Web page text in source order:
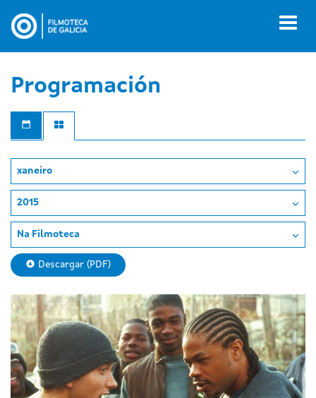
contido
Programación
xaneiro
2015
Na Filmoteca
Descargar (PDF)